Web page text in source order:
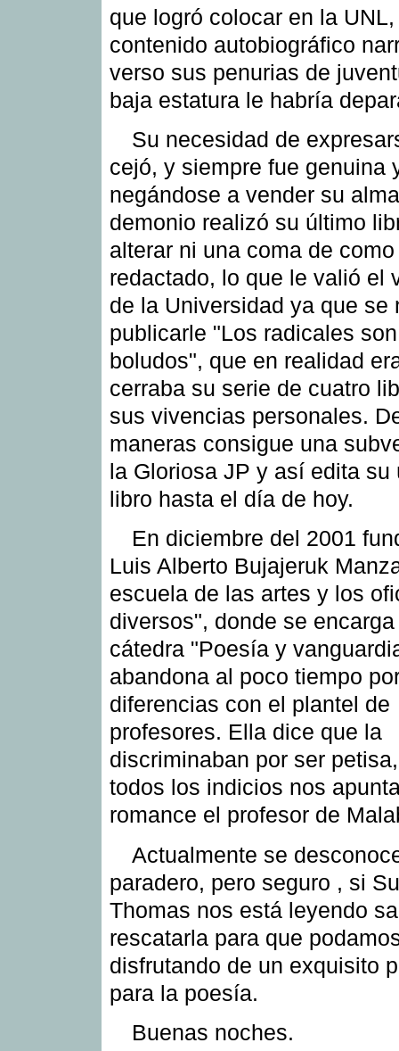
que logró colocar en la
contenido autobiográfico
verso sus penurias de
baja estatura le habría
Su necesidad de
cejó, y siempre fue genuina
negándose a vender su
demonio realizó su último
alterar ni una coma de
redactado, lo que le valió el
de la Universidad ya que se
publicarle "Los radicales
boludos", que en realidad
cerraba su serie de cuatro
sus vivencias personales.
maneras consigue una
la Gloriosa JP y así edita su
libro hasta el día de hoy.
En diciembre del 2001
Luis Alberto Bujajeruk
escuela de las artes y los
diversos", donde se
cátedra "Poesía y
abandona al poco tiempo
diferencias con el plantel de
profesores. Ella dice que la
discriminaban por ser
todos los indicios nos
romance el profesor de
Actualmente se
paradero, pero seguro , si
Thomas nos está leyendo
rescatarla para que
disfrutando de un exquisito
para la poesía.
Buenas noches.